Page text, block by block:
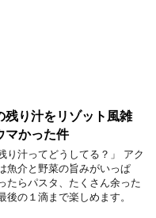
残り汁をリゾット風雑
マかった件
り汁ってどうしてる？」 アク
魚介と野菜の旨みがいっぱ
たらパスタ、たくさん余った
後の１滴まで楽しめます。